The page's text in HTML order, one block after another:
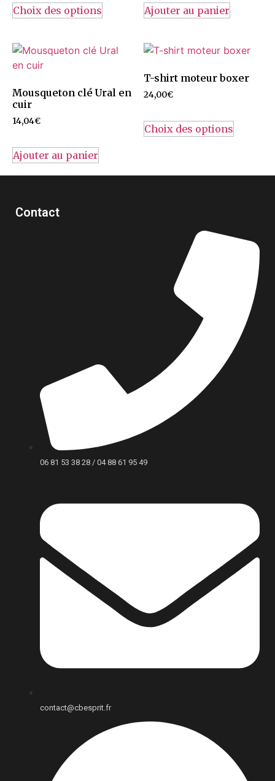
Choix des options Ajouter au panier
Mousqueton clé Ural en
cuir
14,04€
Ajouter au panier
T-shirt moteur boxer
24,00€
Choix des options
Contact
06 81 53 38 28 / 04 88 61 95 49
contact@cbesprit.fr